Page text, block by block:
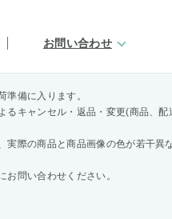
お問い合わせ
備に入ります。
るキャンセル・返品・変更(商品、配
実際の商品と商品画像の色が若干異
問い合わせください。